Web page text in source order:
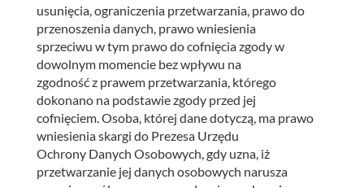
usunięcia, ograniczenia przetwarzania, prawo do
przenoszenia danych, prawo wniesienia
sprzeciwu w tym prawo do cofnięcia zgody w
dowolnym momencie bez wpływu na
zgodność z prawem przetwarzania, którego
dokonano na podstawie zgody przed jej
cofnięciem. Osoba, której dane dotyczą, ma prawo
wniesienia skargi do Prezesa Urzędu
Ochrony Danych Osobowych, gdy uzna, iż
przetwarzanie jej danych osobowych narusza